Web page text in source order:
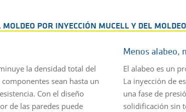
MOLDEO POR INYECCIÓN MUCELL Y DEL
la densidad total del
sean hasta un
Con el diseño
de las paredes puede
Menos alabeo,
El alabeo es un
La inyección de
una fase de
solidificación sin